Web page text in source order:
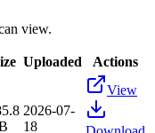
view.
Uploaded Actions
2026-07-
18
View